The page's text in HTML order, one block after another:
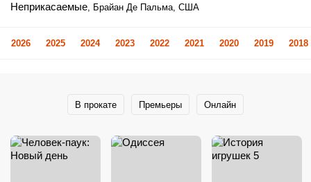
Неприкасаемые, Брайан Де Пальма, США
2026 2025 2024 2023 2022 2021 2020 2019 2018
В прокате Премьеры Онлайн